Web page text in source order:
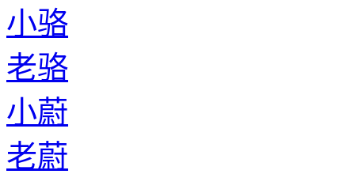
小骆
老骆
小蔚
老蔚